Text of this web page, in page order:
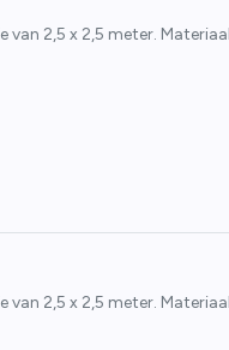
2,5 x 2,5 meter.
2,5 x 2,5 meter.